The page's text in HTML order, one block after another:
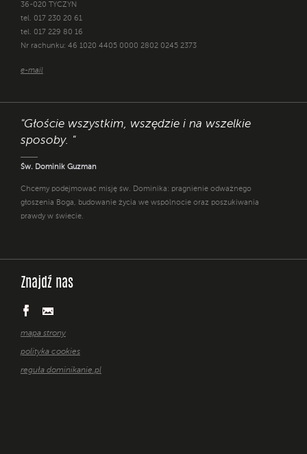
36-020 TYCZYN
tel. 017 230 20 61
tel. 017 229 80 16
Nr rachunku: 46 1020 4405 0000 2802 0245 2373
e-mail
"Głoście wszystkim, wszędzie i na wszelkie
sposoby. "
Św. Dominik Guzman
Chcemy podejmować misję św. Dominika: pragnienie odważnego
głoszenia Boga, budowanie życia we wspólnocie oraz poszukiwania
prawdy w świecie.
Znajdź nas
mapa strony
polityka cookies
reguła dominikanie.pl